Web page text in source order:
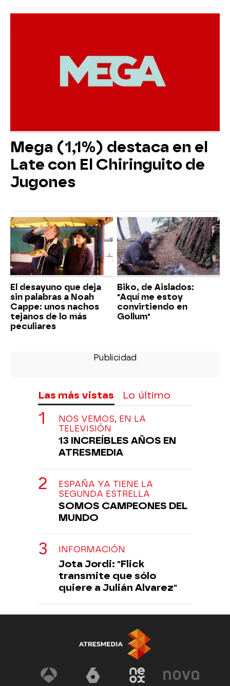
Mega (1,1%) destaca en el
Late con El Chiringuito de
Jugones
El desayuno que deja
sin palabras a Noah
Cappe: unos nachos
tejanos de lo más
peculiares
Biko, de Aislados:
"Aquí me estoy
convirtiendo en
Gollum"
Las más vistas Lo último
NOS VEMOS, EN LA
TELEVISIÓN
13 INCREÍBLES AÑOS EN
ATRESMEDIA
ESPAÑA YA TIENE LA
SEGUNDA ESTRELLA
SOMOS CAMPEONES DEL
MUNDO
INFORMACIÓN
Jota Jordi: "Flick
transmite que sólo
quiere a Julián Alvarez"